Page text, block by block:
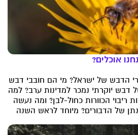
אוכלים?
הדבש של ישראל? מי הם חובבי דבש
דבש יוקרתי נמכר למדינות ערב? למה
ריבוי הכוורות כחול-לבן? ומה נעשה
של הדבורים? מיוחד לראש השנה